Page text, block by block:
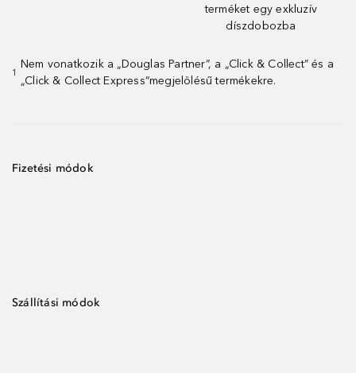
terméket egy exkluzív
díszdobozba
1
Nem vonatkozik a „Douglas Partner”, a „Click & Collect” és a
„Click & Collect Express”megjelölésű termékekre.
Fizetési módok
Szállítási módok